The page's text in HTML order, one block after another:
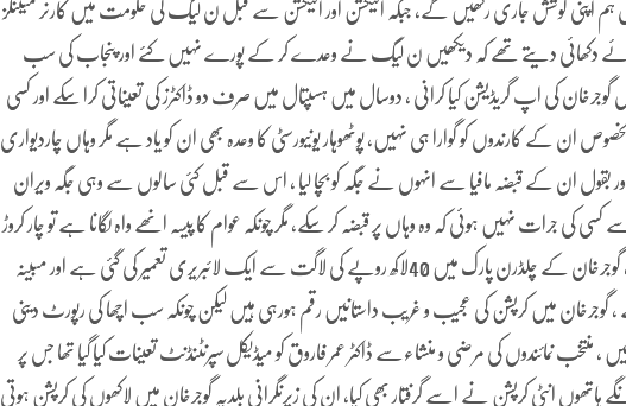
ہم اپنی کوشش جاری رکھیں گے، جبکہ الیکشن اور الیکشن سے قبل ن لیگ کی حکومت میں کارنر میٹنگز
ہوئے دکھائی دیتے تھے کہ دیکھیں ن لیگ نے وعدے کر کے پورے نہیں کئے اور پنجاب کی سب
کی اپ گریڈیشن کیا کرانی ، دوسال میں ہسپتال میں صرف دو ڈاکٹرز کی تعیناتی کرا سکے اور کسی
ان کے کارندوں کو گوارا ہی نہیں، پوٹھوہار یونیورسٹی کا وعدہ بھی ان کو یاد ہے مگر وہاں چاردیواری
اور بقول ان کے قبضہ مافیا سے انہوں نے جگہ کو بچا لیا ، اس سے قبل کئی سالوں سے وہی جگہ ویران
جرات نہیں ہوئی کہ وہ وہاں پر قبضہ کر سکے، مگر چونکہ عوام کا پیسہ انھے واہ لگانا ہے تو چار کروڑ
روپے کی رقم سے وہاں چاردیواری تعمیر کر دی گئی، گوجرخان کے چلڈرن پارک میں 40لاکھ روپے کی لاگت سے ایک لائبریری تعمیر کی گئی ہے اور مبینہ
گوجرخان میں کرپشن کی عجیب و غریب داستانیں رقم ہورہی ہیں لیکن چونکہ سب اچھا کی رپورٹ دینی
منتخب نمائندوں کی مرضی و منشاءسے ڈاکٹر عمر فاروق کو میڈیکل سپرنٹنڈنٹ تعینات کیا گیا تھا جس پر
ہاتھوں انٹی کرپشن نے اسے گرفتار بھی کیا، ان کی زیرنگرانی بلدیہ گوجرخان میں لاکھوں کی کرپشن ہوتی